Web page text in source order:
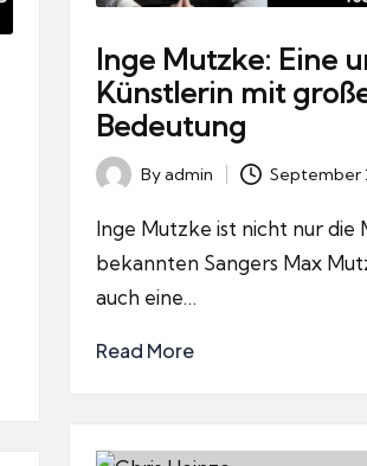
Inge Mutzke: Eine
Künstlerin mit
Bedeutung
Posted
by
Byadmin September
Inge Mutzke ist nicht nur die
bekannten Sangers Max
auch eine…
Read More